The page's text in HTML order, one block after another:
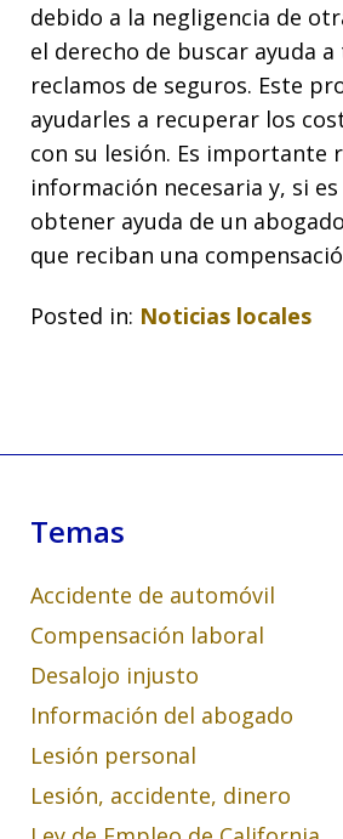
debido a la negligencia de
el derecho de buscar ayuda a
reclamos de seguros. Este
ayudarles a recuperar los
con su lesión. Es importante
información necesaria y, si
obtener ayuda de un
que reciban una
Posted in: Noticias locales
Temas
Accidente de automóvil
Compensación laboral
Desalojo injusto
Información del abogado
Lesión personal
Lesión, accidente, dinero